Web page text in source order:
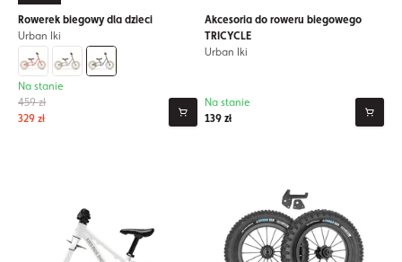
Rowerek biegowy dla dzieci
Urban Iki
459 zł
329 zł
Na stanie
Akcesoria do roweru biegowego
TRICYCLE
Urban Iki
139 zł
Na stanie